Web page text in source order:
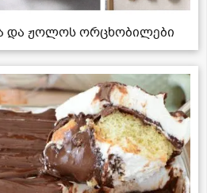
და ჟოლოს ორცხობილები